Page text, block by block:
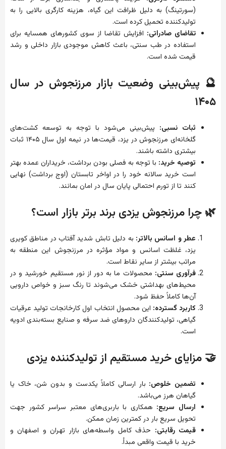
(سورتینگ) به دلیل ظرافت این گیاه، هزینه کارگری بالایی را به
تولیدکننده تحمیل کرده است.
تقاضای صادراتی: افزایش تقاضا از سوی کشورهای همسایه برای
استفاده در طب سنتی، باعث کاهش موجودی بازار داخلی و رشد
قیمت شده است.
🔮 پیش‌بینی وضعیت بازار مرزنجوش در سال
۱۴۰۵
ثبات نسبی: پیش‌بینی می‌شود با توجه به توسعه کشت‌های
گلخانه‌ای مرزنجوش در یزد، قیمت‌ها در نیمه اول سال ۱۴۰۵ ثبات
بیشتری داشته باشند.
توصیه خرید: با توجه به فصلی بودن برداشت، خریداران عمده بهتر
است خرید سالانه خود را در اواخر تابستان (اوج برداشت) نهایی
کنند تا از تورم احتمالی پایان سال در امان بمانند.
🌿 چرا مرزنجوش یزدی برند برتر بازار است؟
عطر و اسانس بالاتر: به دلیل تابش شدید آفتاب در مناطق کویری
یزد، غلظت اسانس و مواد مؤثره در مرزنجوش این منطقه به
مراتب بیشتر از سایر نقاط است.
فرآوری سنتی: محصولات ما به دور از نور مستقیم خورشید و در
محیط‌های بهداشتی خشک می‌شوند تا رنگ سبز و خواص دارویی
آن‌ها کاملاً حفظ شود.
کاربرد گسترده: این محصول انتخاب اول کارخانجات تولید عرقیات
گیاهی، تولیدکنندگان داروهای ضد سرفه و صنایع بسته‌بندی ادویه
است.
🤝 مزایای خرید مستقیم از تولیدکننده یزدی
تضمین خلوص: بار ارسالی کاملاً یکدست و بدون شن، خاک یا
گیاهان هرز می‌باشد.
ارسال سریع: همکاری با باربری‌های معتبر سراسر کشور جهت
تحویل سریع بار در کمترین زمان ممکن.
قیمت رقابتی: حذف کامل واسطه‌های بازار تهران و اصفهان و
خرید با قیمت واقعی مبدأ.